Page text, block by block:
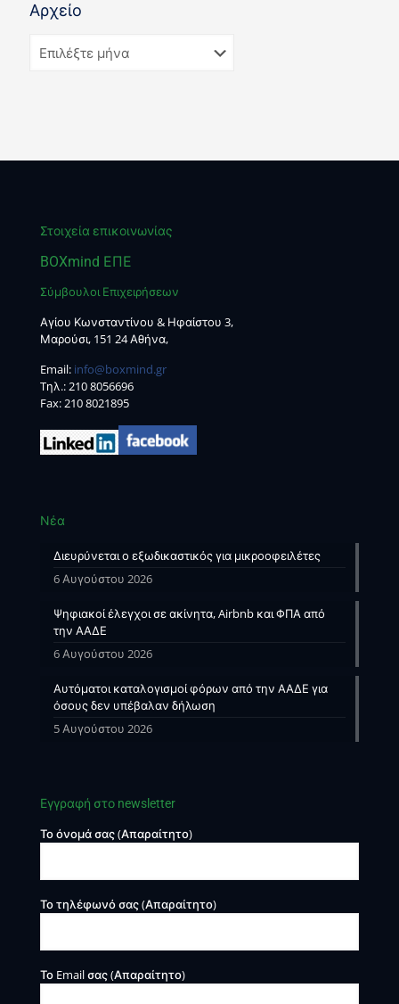
Αρχείο
Στοιχεία επικοινωνίας
BOXmind ΕΠΕ
Σύμβουλοι Επιχειρήσεων
Αγίου Κωνσταντίνου & Ηφαίστου 3,
Μαρούσι, 151 24 Αθήνα,
Email: info@boxmind.gr
Tηλ.:210 8056696
Fax: 210 8021895
Νέα
Διευρύνεται ο εξωδικαστικός για μικροοφειλέτες
6 Αυγούστου 2026
Ψηφιακοί έλεγχοι σε ακίνητα, Airbnb και ΦΠΑ από
την ΑΑΔΕ
6 Αυγούστου 2026
Αυτόματοι καταλογισμοί φόρων από την ΑΑΔΕ για
όσους δεν υπέβαλαν δήλωση
5 Αυγούστου 2026
Εγγραφή στο newsletter
Το όνομά σας (Απαραίτητο)
Το τηλέφωνό σας (Απαραίτητο)
Το Email σας (Απαραίτητο)